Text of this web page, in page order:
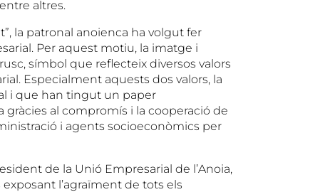
altres.
la patronal anoienca ha volgut fer
Per aquest motiu, la imatge i
símbol que reflecteix diversos valors
Especialment aquests dos valors, la
i que han tingut un paper
al compromís i la cooperació de
i agents socioeconòmics per
de la Unió Empresarial de l’Anoia,
l’agraïment de tots els